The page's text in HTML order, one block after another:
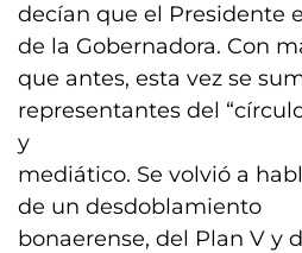
decían que el Presidente
de la Gobernadora. Con
que antes, esta vez se
representantes del
y
mediático. Se volvió a
de un desdoblamiento
bonaerense, del Plan V y